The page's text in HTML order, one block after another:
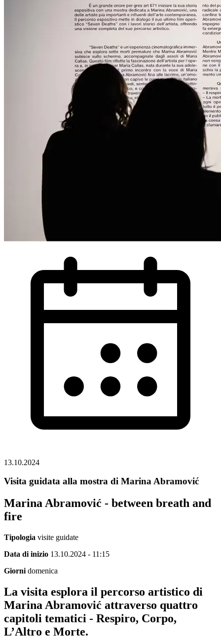
13.10.2024
Visita guidata alla mostra di Marina Abramović
Marina Abramović - between breath and
fire
Tipologia visite guidate
Data di inizio 13.10.2024 - 11:15
Giorni domenica
La visita esplora il percorso artistico di
Marina Abramović attraverso quattro
capitoli tematici - Respiro, Corpo,
L’Altro e Morte.